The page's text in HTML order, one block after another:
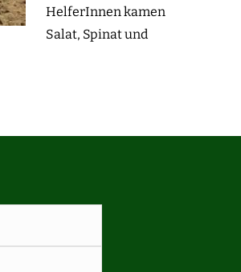
HelferInnen kamen
Salat, Spinat und